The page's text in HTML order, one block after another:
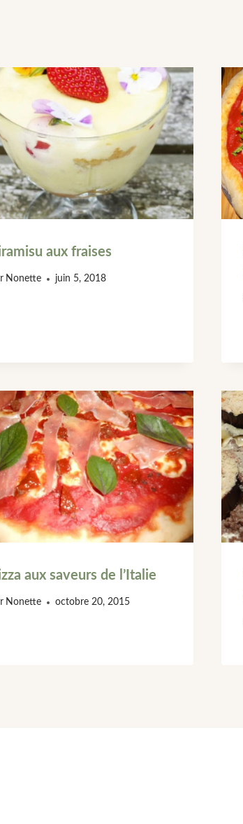
aux fraises
Nonette juin 5, 2018
aux saveurs de l’Italie
Nonette octobre 20, 2015